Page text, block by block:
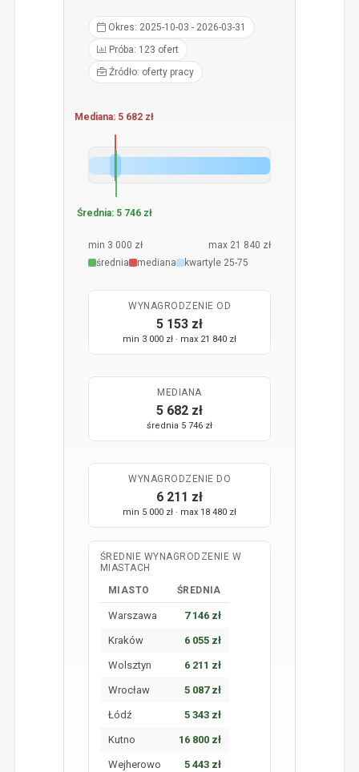
Okres: 2025-10-03 - 2026-03-31
Próba: 123 ofert
Źródło: oferty pracy
Mediana: 5 682 zł
Średnia: 5 746 zł
min 3 000 zł
max 21 840 zł
średnia
mediana kwartyle 25-75
WYNAGRODZENIE OD
5 153 zł
min 3 000 zł · max 21 840 zł
MEDIANA
5 682 zł
średnia 5 746 zł
WYNAGRODZENIE DO
6 211 zł
min 5 000 zł · max 18 480 zł
ŚREDNIE WYNAGRODZENIE W
MIASTACH
MIASTO
ŚREDNIA
Warszawa 7 146 zł
Kraków 6 055 zł
Wolsztyn 6 211 zł
Wrocław 5 087 zł
Łódź 5 343 zł
Kutno 16 800 zł
Wejherowo 5 443 zł